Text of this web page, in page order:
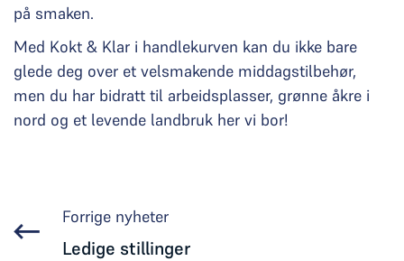
på smaken.
Med Kokt & Klar i handlekurven kan du ikke bare
glede deg over et velsmakende middagstilbehør,
men du har bidratt til arbeidsplasser, grønne åkre i
nord og et levende landbruk her vi bor!
Forrige nyheter
Ledige stillinger